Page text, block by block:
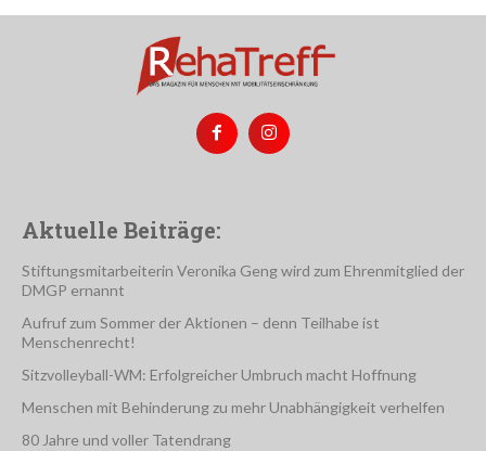
Aktuelle Beiträge:
Stiftungsmitarbeiterin Veronika Geng wird zum Ehrenmitglied der
DMGP ernannt
Aufruf zum Sommer der Aktionen – denn Teilhabe ist
Menschenrecht!
Sitzvolleyball-WM: Erfolgreicher Umbruch macht Hoffnung
Menschen mit Behinderung zu mehr Unabhängigkeit verhelfen
80 Jahre und voller Tatendrang